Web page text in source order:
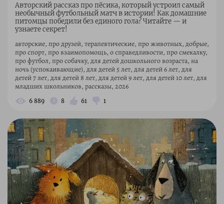
Авторский рассказ про пёсика, который устроил самый
необычный футбольный матч в истории! Как домашние
питомцы победили без единого гола? Читайте — и
узнаете секрет!
авторские, про друзей, терапевтические, про животных, добрые,
про спорт, про взаимопомощь, о справедливости, про смекалку,
про футбол, про собачку, для детей дошкольного возраста, на
ночь (успокаивающие), для детей 5 лет, для детей 6 лет, для
детей 7 лет, для детей 8 лет, для детей 9 лет, для детей 10 лет, для
младших школьников, рассказы, 2026
6 889 8 61 1